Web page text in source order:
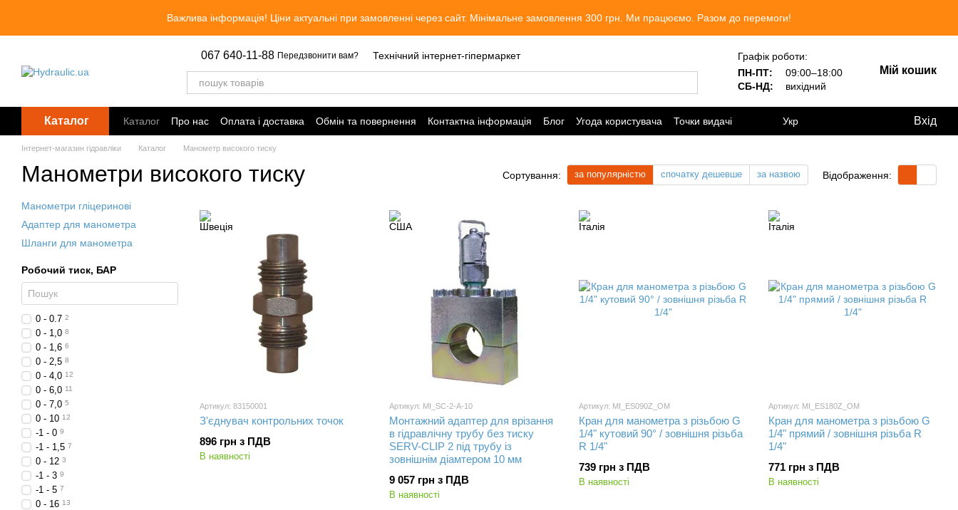
Важлива інформація! Ціни актуальні при замовленні через сайт. Мінімальне замовлення 300 грн. Ми працюємо. Разом до перемоги!
067 640-11-88 Передзвонити вам? Технічний інтернет-гіпермаркет
Графік роботи:
ПН-ПТ:
09:00–18:00
СБ-НД:
вихідний
Мій кошик
Каталог Каталог Про нас Оплата і доставка Обмін та повернення Контактна інформація Блог Угода користувача Точки видачі Укр Вхід
Інтернет-магазин гідравліки Каталог Манометр високого тиску
Манометри високого тиску Сортування: за популярністю спочатку дешевше за назвою Відображення:
Артикул: 83150001
З'єднувач контрольних точок
896 грн з ПДВ
В наявності
Артикул: MI_SC-2-A-10
Монтажний адаптер для врізання
в гідравлічну трубу без тиску
SERV-CLIP 2 під трубу із
зовнішнім діамтером 10 мм
9 057 грн з ПДВ
В наявності
Артикул: MI_ES090Z_OM
Кран для манометра з різьбою G
1/4" кутовий 90° / зовнішня різьба
R 1/4"
739 грн з ПДВ
В наявності
Артикул: MI_ES180Z_OM
Кран для манометра з різьбою G
1/4" прямий / зовнішня різьба R
1/4"
771 грн з ПДВ
В наявності
Манометри гліцеринові
Адаптер для манометра
Шланги для манометра
Робочий тиск, БАР
0 - 0.7 2
0 - 1,0 8
0 - 1,6 6
0 - 2,5 8
0 - 4,0 12
0 - 6,0 11
0 - 7,0 5
0 - 10 12
-1 - 0 9
-1 - 1,5 7
0 - 12 3
-1 - 3 9
-1 - 5 7
0 - 16 13